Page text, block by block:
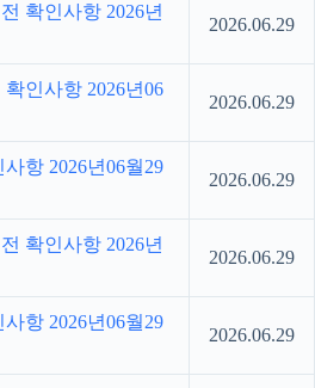
확인사항 2026년
2026.06.29
인사항 2026년06
2026.06.29
항 2026년06월29
2026.06.29
확인사항 2026년
2026.06.29
항 2026년06월29
2026.06.29